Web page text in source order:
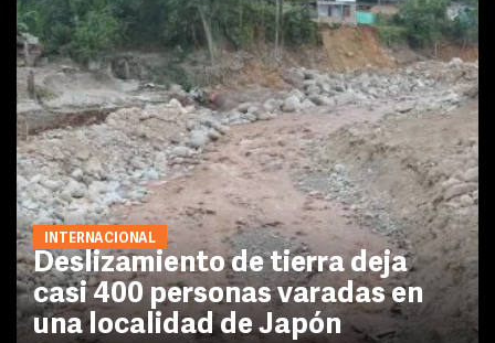
INTERNACIONAL
Deslizamiento de tierra deja
casi 400 personas varadas en
una localidad de Japón